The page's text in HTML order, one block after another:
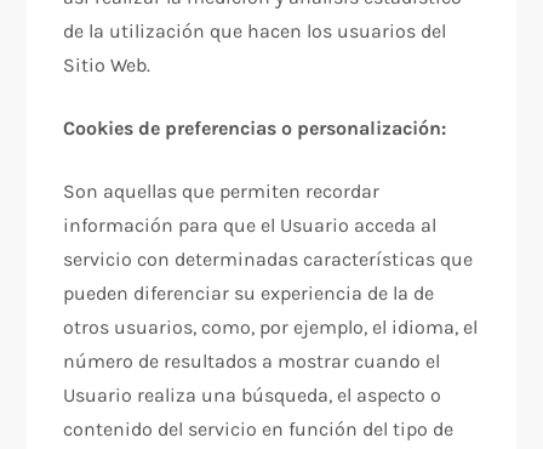
de la utilización que hacen los usuarios del
Sitio Web.
Cookies de preferencias o personalización:
Son aquellas que permiten recordar
información para que el Usuario acceda al
servicio con determinadas características que
pueden diferenciar su experiencia de la de
otros usuarios, como, por ejemplo, el idioma, el
número de resultados a mostrar cuando el
Usuario realiza una búsqueda, el aspecto o
contenido del servicio en función del tipo de